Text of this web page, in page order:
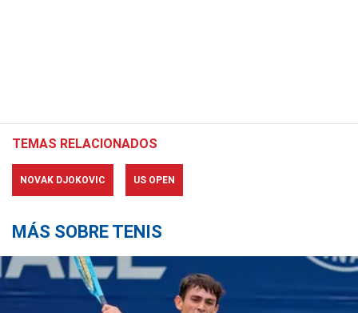
TEMAS RELACIONADOS
NOVAK DJOKOVIC US OPEN
MÁS SOBRE TENIS